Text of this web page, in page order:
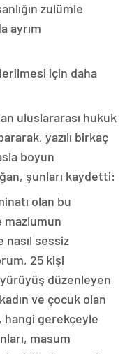
zulümle
ayrım
için daha
uluslararası hukuk
yazılı birkaç
boyun
şunları kaydetti:
olan bu
mazlumun
sessiz
25 kişi
düzenleyen
ve çocuk olan
hangi gerekçeyle
masum